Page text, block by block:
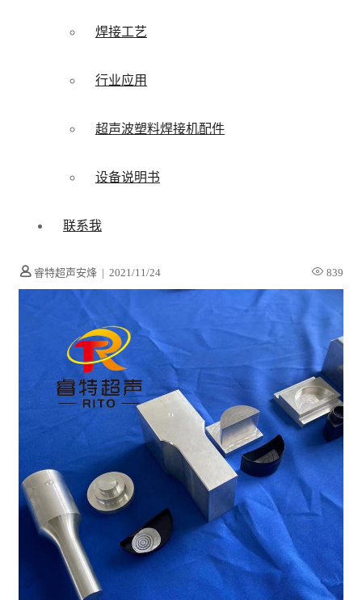
焊接工艺
行业应用
超声波塑料焊接机配件
设备说明书
联系我
睿特超声安烽 | 2021/11/24 839